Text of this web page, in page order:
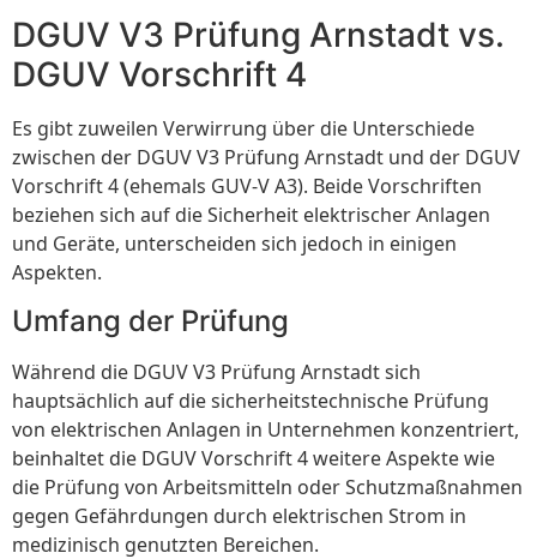
DGUV V3 Prüfung Arnstadt vs.
DGUV Vorschrift 4
Es gibt zuweilen Verwirrung über die Unterschiede
zwischen der DGUV V3 Prüfung Arnstadt und der DGUV
Vorschrift 4 (ehemals GUV-V A3). Beide Vorschriften
beziehen sich auf die Sicherheit elektrischer Anlagen
und Geräte, unterscheiden sich jedoch in einigen
Aspekten.
Umfang der Prüfung
Während die DGUV V3 Prüfung Arnstadt sich
hauptsächlich auf die sicherheitstechnische Prüfung
von elektrischen Anlagen in Unternehmen konzentriert,
beinhaltet die DGUV Vorschrift 4 weitere Aspekte wie
die Prüfung von Arbeitsmitteln oder Schutzmaßnahmen
gegen Gefährdungen durch elektrischen Strom in
medizinisch genutzten Bereichen.